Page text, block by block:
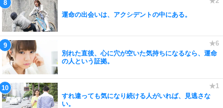
運命の出会いは、アクシデントの中にある。
別れた直後、心に穴が空いた気持ちになるなら、運命
の人という証拠。
すれ違っても気になり続ける人がいれば、見逃さな
い。